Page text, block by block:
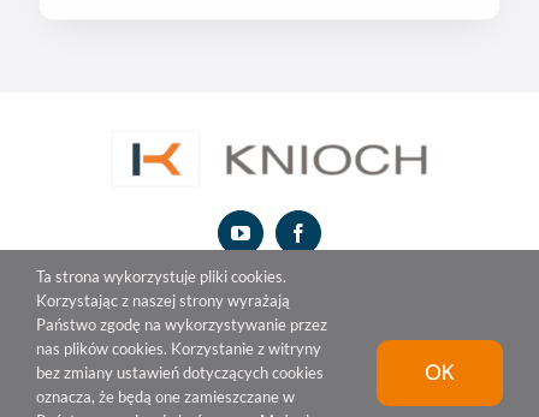
Ta strona wykorzystuje pliki cookies.
Korzystając z naszej strony wyrażają
Państwo zgodę na wykorzystywanie przez
nas plików cookies. Korzystanie z witryny
bez zmiany ustawień dotyczących cookies
oznacza, że będą one zamieszczane w
OK